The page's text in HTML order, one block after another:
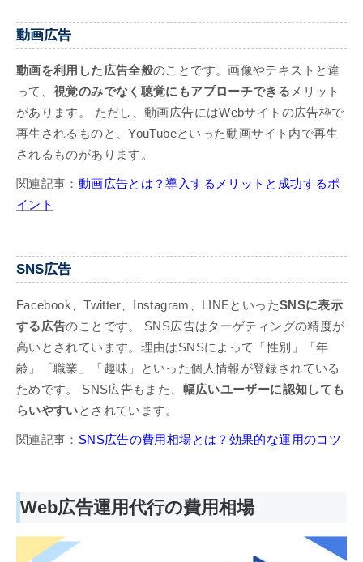
動画広告
動画を利用した広告全般のことです。画像やテキストと違
って、視覚のみでなく聴覚にもアプローチできる メリット
があります。 ただし、動画広告にはWebサイトの広告枠で
再生されるものと、YouTubeといった動画サイト内で再生
されるものがあります。
関連記事： 動画広告とは？導入するメリットと成功するポ
イント
SNS広告
Facebook、Twitter、Instagram、LINEといったSNSに表示
する広告のことです。 SNS広告はターゲティングの精度が
高いとされています。理由はSNSによって「性別」「年
齢」「職業」「趣味」といった個人情報が登録されている
ためです。 SNS広告もまた、 幅広いユーザーに認知しても
らいやすいとされています。
関連記事： SNS広告の費用相場とは？効果的な運用のコツ
Web広告運用代行の費用相場